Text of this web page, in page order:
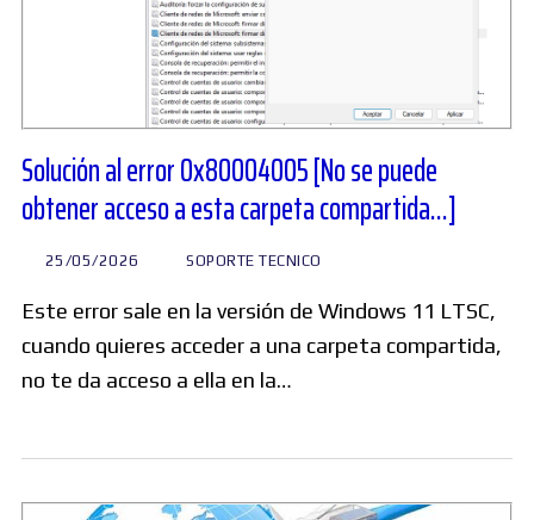
Solución al error 0x80004005 [No se puede
obtener acceso a esta carpeta compartida…]
25/05/2026 SOPORTE TECNICO
Este error sale en la versión de Windows 11 LTSC,
cuando quieres acceder a una carpeta compartida,
no te da acceso a ella en la…